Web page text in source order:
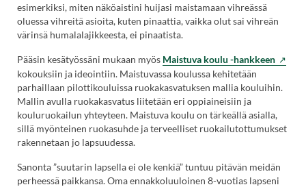
esimerkiksi, miten näköaistini huijasi maistamaan vihreässä
oluessa vihreitä asioita, kuten pinaattia, vaikka olut sai vihreän
värinsä humalalajikkeesta, ei pinaatista.
Pääsin kesätyössäni mukaan myös Maistuva koulu -hankkeen
uuteen
kokouksiin ja ideointiin. Maistuvassa koulussa kehitetään
parhaillaan pilottikouluissa ruokakasvatuksen mallia kouluihin.
Mallin avulla ruokakasvatus liitetään eri oppiaineisiin ja
kouluruokailun yhteyteen. Maistuva koulu on tärkeällä asialla,
sillä myönteinen ruokasuhde ja terveelliset ruokailutottumukset
rakennetaan jo lapsuudessa.
Sanonta ”suutarin lapsella ei ole kenkiä” tuntuu pitävän meidän
perheessä paikkansa. Oma ennakkoluuloinen 8-vuotias lapseni